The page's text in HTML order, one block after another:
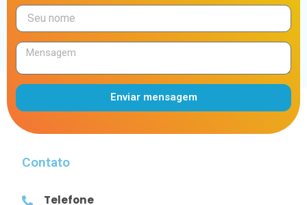
Enviar mensagem
Contato
Telefone